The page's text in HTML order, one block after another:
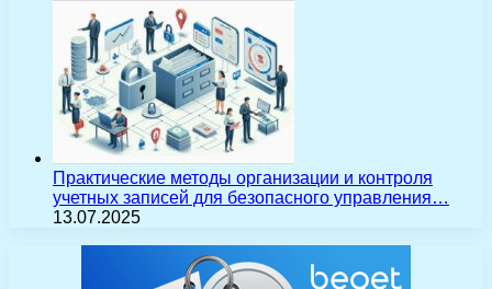
Практические методы организации и контроля
учетных записей для безопасного управления…
13.07.2025